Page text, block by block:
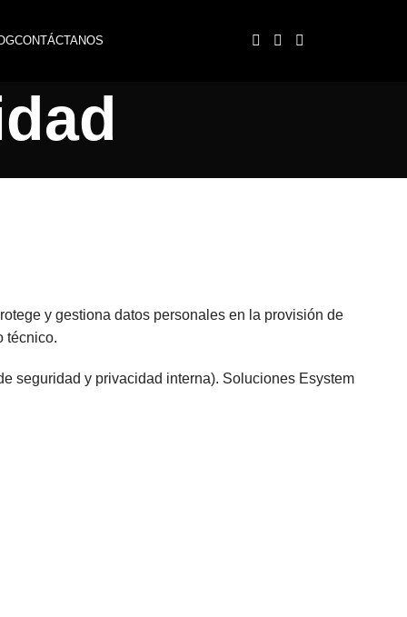
CONTÁCTANOS
y gestiona datos personales en la provisión de
técnico.
seguridad y privacidad interna). Soluciones Esystem